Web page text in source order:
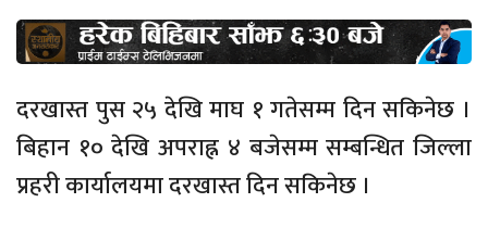
दरखास्त पुस २५ देखि माघ १ गतेसम्म दिन सकिनेछ ।
बिहान १० देखि अपराह्न ४ बजेसम्म सम्बन्धित जिल्ला
प्रहरी कार्यालयमा दरखास्त दिन सकिनेछ ।